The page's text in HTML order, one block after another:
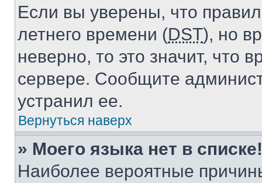
Если вы уверены, что
летнего времени (DST), но
неверно, то это значит, что
сервере. Сообщите
устранил ее.
Вернуться наверх
» Моего языка нет в списке!
Наиболее вероятные